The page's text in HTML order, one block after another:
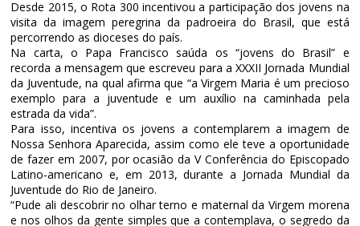
Desde 2015, o Rota 300 incentivou a participação dos jovens na
visita da imagem peregrina da padroeira do Brasil, que está
percorrendo as dioceses do país.
Na carta, o Papa Francisco saúda os “jovens do Brasil” e
recorda a mensagem que escreveu para a XXXII Jornada Mundial
da Juventude, na qual afirma que “a Virgem Maria é um precioso
exemplo para a juventude e um auxílio na caminhada pela
estrada da vida”.
Para isso, incentiva os jovens a contemplarem a imagem de
Nossa Senhora Aparecida, assim como ele teve a oportunidade
de fazer em 2007, por ocasião da V Conferência do Episcopado
Latino-americano e, em 2013, durante a Jornada Mundial da
Juventude do Rio de Janeiro.
“Pude ali descobrir no olhar terno e maternal da Virgem morena
e nos olhos da gente simples que a contemplava, o segredo da